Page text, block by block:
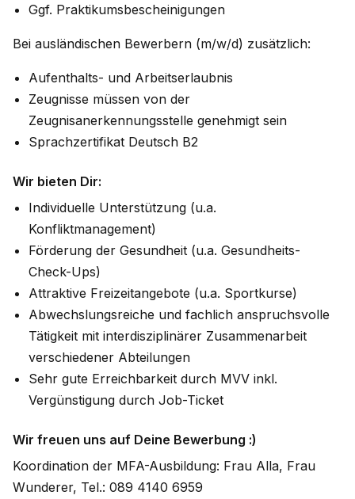
Ggf. Praktikumsbescheinigungen
Bei ausländischen Bewerbern (m/w/d) zusätzlich:
Aufenthalts- und Arbeitserlaubnis
Zeugnisse müssen von der
Zeugnisanerkennungsstelle genehmigt sein
Sprachzertifikat Deutsch B2
Wir bieten Dir:
Individuelle Unterstützung (u.a.
Konfliktmanagement)
Förderung der Gesundheit (u.a. Gesundheits-
Check-Ups)
Attraktive Freizeitangebote (u.a. Sportkurse)
Abwechslungsreiche und fachlich anspruchsvolle
Tätigkeit mit interdisziplinärer Zusammenarbeit
verschiedener Abteilungen
Sehr gute Erreichbarkeit durch MVV inkl.
Vergünstigung durch Job-Ticket
Wir freuen uns auf Deine Bewerbung :)
Koordination der MFA-Ausbildung: Frau Alla, Frau
Wunderer, Tel.: 089 4140 6959